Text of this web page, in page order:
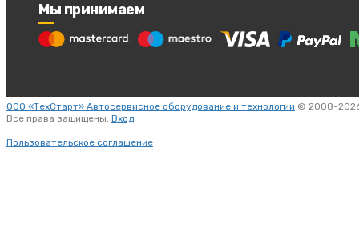
Мы принимаем
ООО «ТехСтарт» Автосервисное оборудование и технологии © 2008-
Все права защищены. Вход
Пользовательское соглашение